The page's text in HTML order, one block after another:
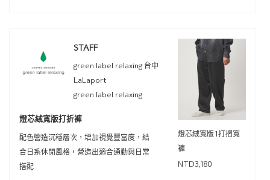
STAFF
green label relaxing 台中
LaLaport
green label relaxing
燈芯絨寬版打折褲
配色營造沉穩層次，增加視覺豐富度，結
合日系休閒風格，營造出適合通勤與日常
搭配
燈芯絨寬版1打摺寬
褲
NTD3,180